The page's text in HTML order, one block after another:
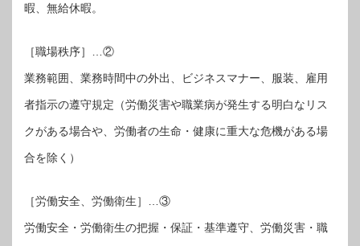
暇、無給休暇。
［職場秩序］…②
業務範囲、業務時間中の外出、ビジネスマナー、服装、雇用
者指示の遵守規定（労働災害や職業病が発生する明白なリス
クがある場合や、労働者の生命・健康に重大な危機がある場
合を除く）
［労働安全、労働衛生］…③
労働安全・労働衛生の把握・保証・基準遵守、労働災害・職